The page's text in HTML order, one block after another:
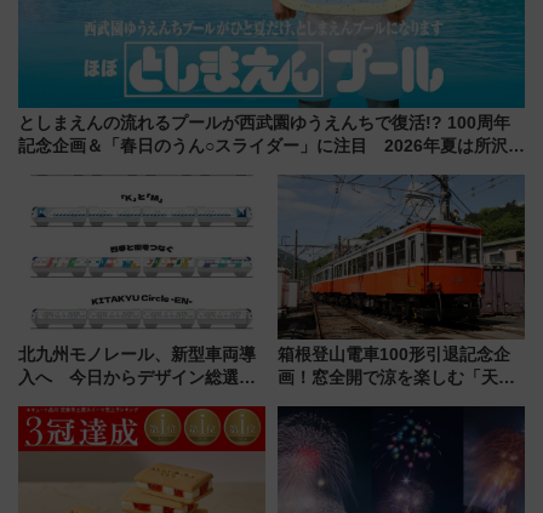
としまえんの流れるプールが西武園ゆうえんちで復活!? 100周年
記念企画＆「春日のうん○スライダー」に注目 2026年夏は所沢へ
北九州モノレール、新型車両導
入へ 今日からデザイン総選挙
箱根登山電車100形引退記念企
画！窓全開で涼を楽しむ「天然
発売